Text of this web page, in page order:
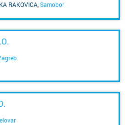
RAKOVICA Samobor